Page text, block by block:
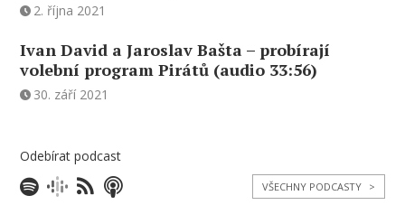
2. října 2021
Ivan David a Jaroslav Bašta – probírají
volební program Pirátů (audio 33:56)
30. září 2021
Odebírat podcast
VŠECHNY PODCASTY >